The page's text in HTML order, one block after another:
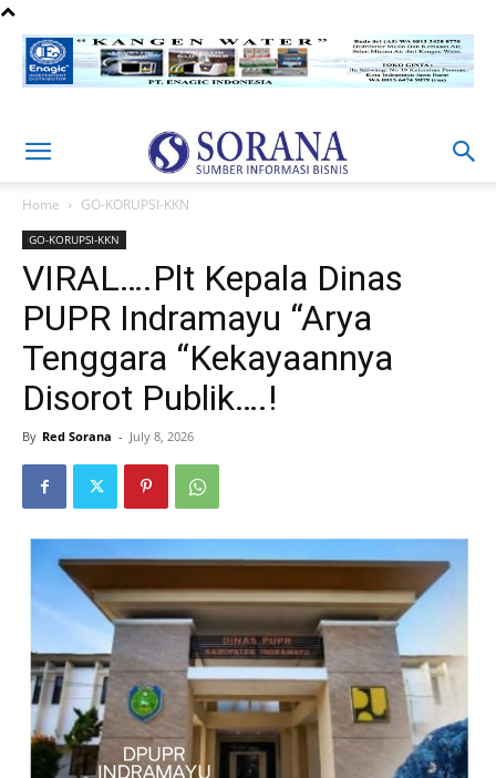
Home GO-KORUPSI-KKN
GO-KORUPSI-KKN
VIRAL….Plt Kepala Dinas
PUPR Indramayu “Arya
Tenggara “Kekayaannya
Disorot Publik….!
By Red Sorana - July 8, 2026